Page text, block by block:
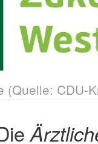
(Quelle: CDU-